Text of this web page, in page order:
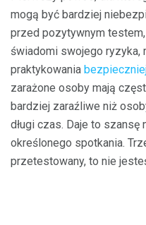
mogą być bardziej
przed pozytywnym
świadomi swojego ryzyka,
praktykowania
zarażone osoby mają
bardziej zaraźliwe niż
długi czas. Daje to
określonego spotkania.
przetestowany, to nie